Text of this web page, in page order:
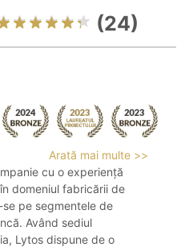
(24)
Arată mai multe >>
cu o experiență
domeniul fabricării de
pe segmentele de
Având sediul
Lytos dispune de o